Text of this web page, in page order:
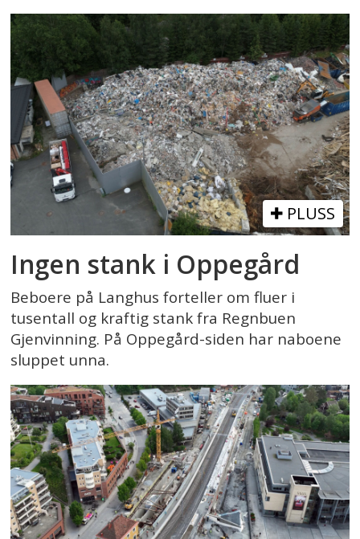
PLUSS
Ingen stank i Oppegård
Beboere på Langhus forteller om fluer i
tusentall og kraftig stank fra Regnbuen
Gjenvinning. På Oppegård-siden har naboene
sluppet unna.